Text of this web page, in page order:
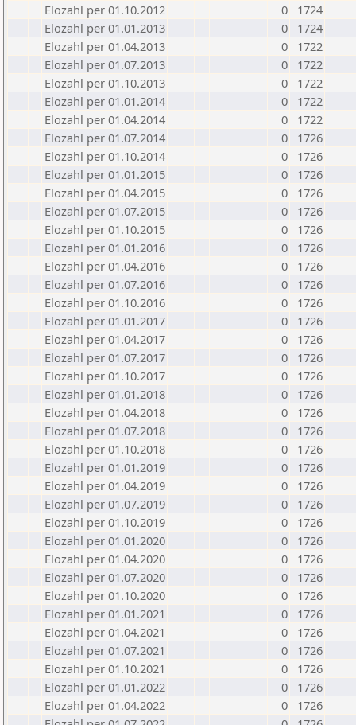
Elozahl per 01.10.2012
0
1724
Elozahl per 01.01.2013
0
1724
Elozahl per 01.04.2013
0
1722
Elozahl per 01.07.2013
0
1722
Elozahl per 01.10.2013
0
1722
Elozahl per 01.01.2014
0
1722
Elozahl per 01.04.2014
0
1722
Elozahl per 01.07.2014
0
1726
Elozahl per 01.10.2014
0
1726
Elozahl per 01.01.2015
0
1726
Elozahl per 01.04.2015
0
1726
Elozahl per 01.07.2015
0
1726
Elozahl per 01.10.2015
0
1726
Elozahl per 01.01.2016
0
1726
Elozahl per 01.04.2016
0
1726
Elozahl per 01.07.2016
0
1726
Elozahl per 01.10.2016
0
1726
Elozahl per 01.01.2017
0
1726
Elozahl per 01.04.2017
0
1726
Elozahl per 01.07.2017
0
1726
Elozahl per 01.10.2017
0
1726
Elozahl per 01.01.2018
0
1726
Elozahl per 01.04.2018
0
1726
Elozahl per 01.07.2018
0
1726
Elozahl per 01.10.2018
0
1726
Elozahl per 01.01.2019
0
1726
Elozahl per 01.04.2019
0
1726
Elozahl per 01.07.2019
0
1726
Elozahl per 01.10.2019
0
1726
Elozahl per 01.01.2020
0
1726
Elozahl per 01.04.2020
0
1726
Elozahl per 01.07.2020
0
1726
Elozahl per 01.10.2020
0
1726
Elozahl per 01.01.2021
0
1726
Elozahl per 01.04.2021
0
1726
Elozahl per 01.07.2021
0
1726
Elozahl per 01.10.2021
0
1726
Elozahl per 01.01.2022
0
1726
Elozahl per 01.04.2022
0
1726